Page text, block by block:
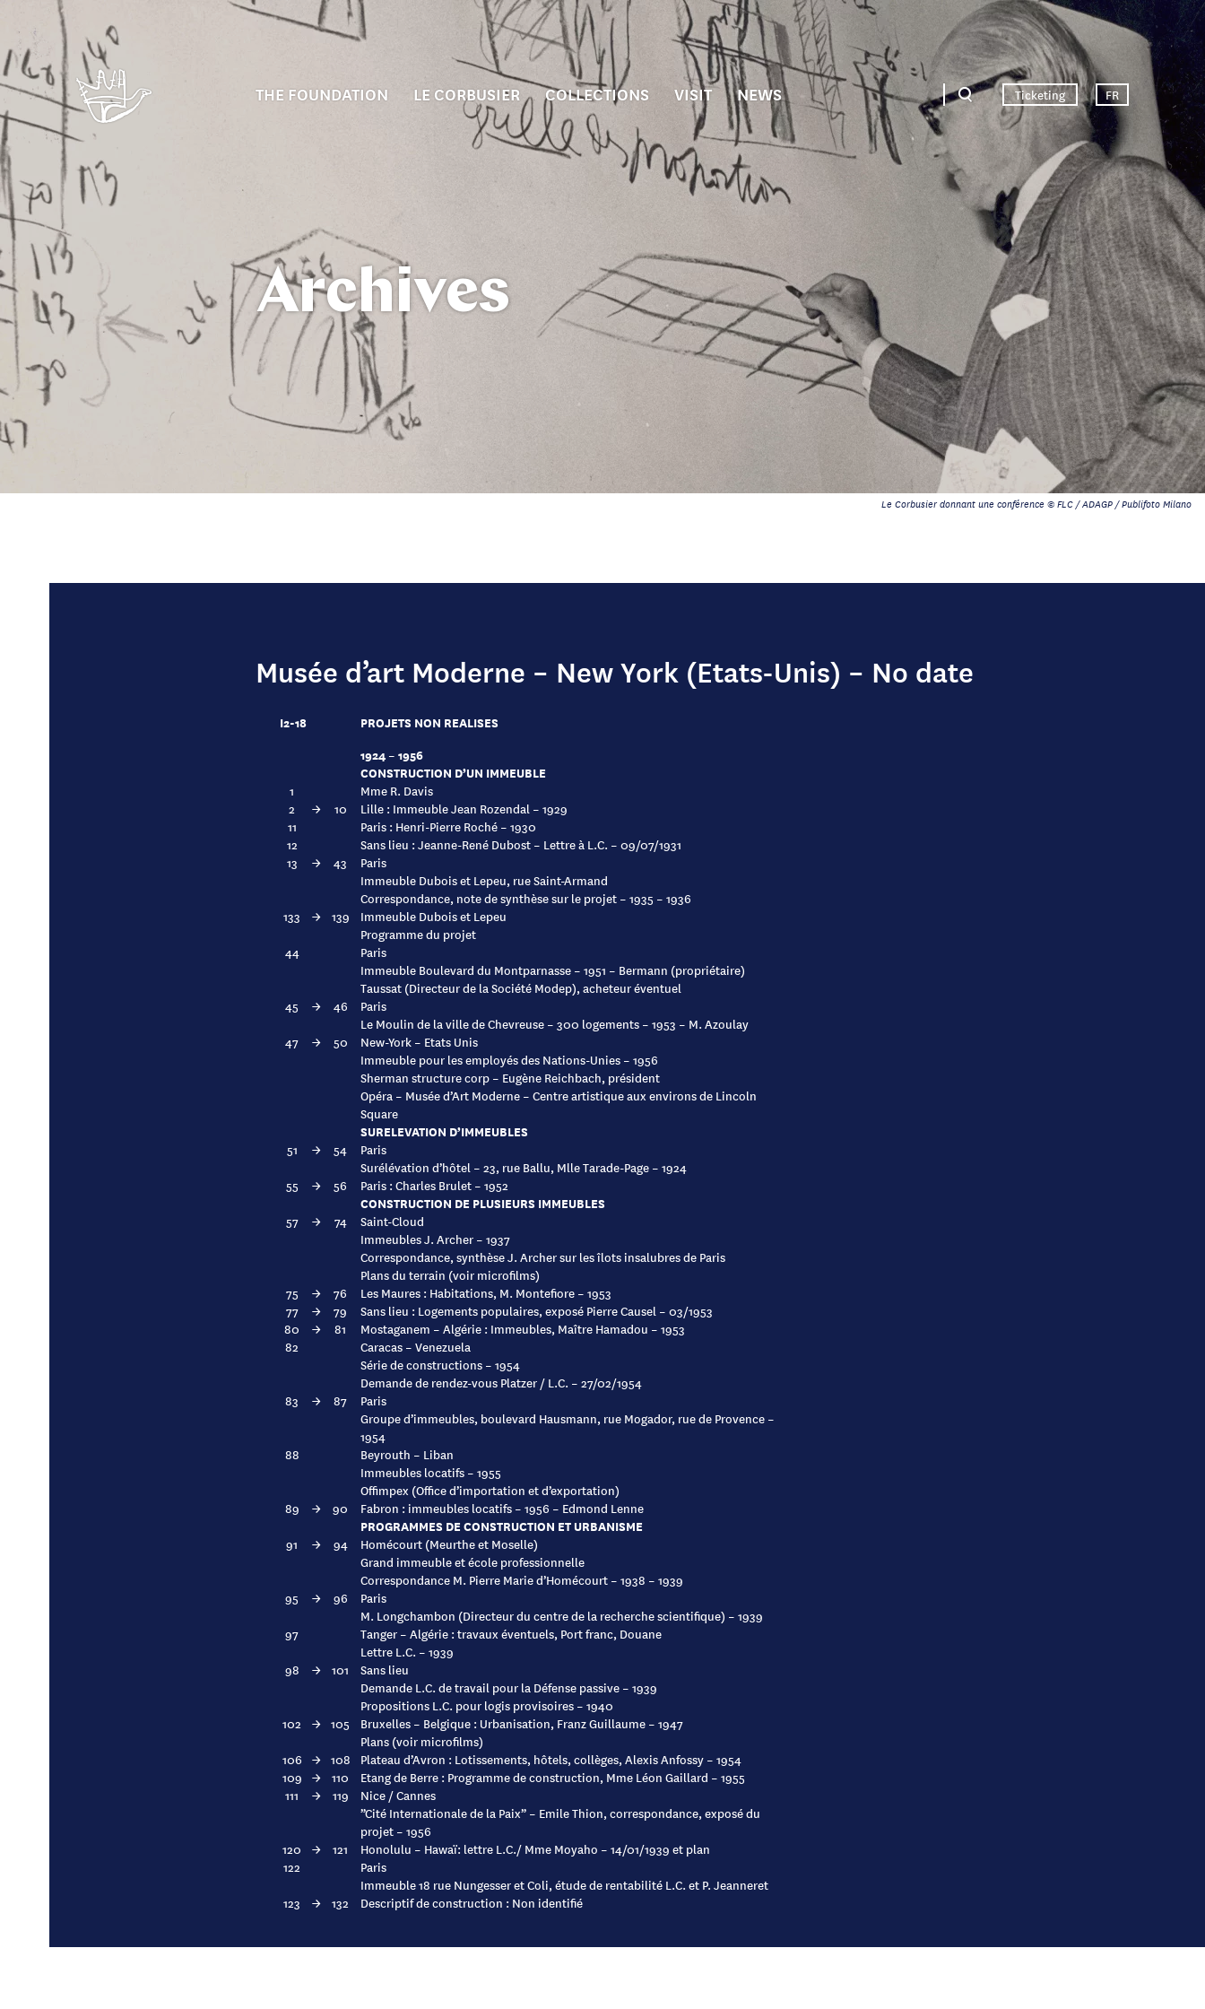
THE FOUNDATION LE CORBUSIER COLLECTIONS VISIT NEWS Ticketing FR
Archives
Le Corbusier donnant une conférence © FLC / ADAGP / Publifoto Milano
Musée d’art Moderne – New York (Etats-Unis) – No date
I2-18
PROJETS NON REALISES
1924 – 1956
CONSTRUCTION D’UN IMMEUBLE
1
Mme R. Davis
2
→ 10
Lille : Immeuble Jean Rozendal – 1929
11
Paris : Henri-Pierre Roché – 1930
12
Sans lieu : Jeanne-René Dubost – Lettre à L.C. – 09/07/1931
13
→ 43
Paris
Immeuble Dubois et Lepeu, rue Saint-Armand
Correspondance, note de synthèse sur le projet – 1935 – 1936
133
→ 139
Immeuble Dubois et Lepeu
Programme du projet
44
Paris
Immeuble Boulevard du Montparnasse – 1951 – Bermann (propriétaire)
Taussat (Directeur de la Société Modep), acheteur éventuel
45
→ 46
Paris
Le Moulin de la ville de Chevreuse – 300 logements – 1953 – M. Azoulay
47
→ 50
New-York – Etats Unis
Immeuble pour les employés des Nations-Unies – 1956
Sherman structure corp – Eugène Reichbach, président
Opéra – Musée d’Art Moderne – Centre artistique aux environs de Lincoln
Square
SURELEVATION D’IMMEUBLES
51 → 54
Paris
Surélévation d’hôtel – 23, rue Ballu, Mlle Tarade-Page – 1924
55
→ 56 Paris : Charles Brulet – 1952
CONSTRUCTION DE PLUSIEURS IMMEUBLES
57 → 74
Saint-Cloud
Immeubles J. Archer – 1937
Correspondance, synthèse J. Archer sur les îlots insalubres de Paris
Plans du terrain (voir microfilms)
75
→ 76
Les Maures : Habitations, M. Montefiore – 1953
77
→ 79
Sans lieu : Logements populaires, exposé Pierre Causel – 03/1953
80
→ 81
Mostaganem – Algérie : Immeubles, Maître Hamadou – 1953
82
Caracas – Venezuela
Série de constructions – 1954
Demande de rendez-vous Platzer / L.C. – 27/02/1954
83
→ 87
Paris
Groupe d’immeubles, boulevard Hausmann, rue Mogador, rue de Provence –
1954
88
Beyrouth – Liban
Immeubles locatifs – 1955
Offimpex (Office d’importation et d’exportation)
89
→ 90 Fabron : immeubles locatifs – 1956 – Edmond Lenne
PROGRAMMES DE CONSTRUCTION ET URBANISME
91 → 94
Homécourt (Meurthe et Moselle)
Grand immeuble et école professionnelle
Correspondance M. Pierre Marie d’Homécourt – 1938 – 1939
95
→ 96
Paris
M. Longchambon (Directeur du centre de la recherche scientifique) – 1939
97
Tanger – Algérie : travaux éventuels, Port franc, Douane
Lettre L.C. – 1939
98
→ 101
Sans lieu
Demande L.C. de travail pour la Défense passive – 1939
Propositions L.C. pour logis provisoires – 1940
102 → 105
Bruxelles – Belgique : Urbanisation, Franz Guillaume – 1947
Plans (voir microfilms)
106 → 108
Plateau d’Avron : Lotissements, hôtels, collèges, Alexis Anfossy – 1954
109 → 110
Etang de Berre : Programme de construction, Mme Léon Gaillard – 1955
111
→ 119
Nice / Cannes
”Cité Internationale de la Paix” – Emile Thion, correspondance, exposé du
projet – 1956
120
→ 121
Honolulu – Hawaï: lettre L.C./ Mme Moyaho – 14/01/1939 et plan
122
Paris
Immeuble 18 rue Nungesser et Coli, étude de rentabilité L.C. et P. Jeanneret
123
→ 132 Descriptif de construction : Non identifié